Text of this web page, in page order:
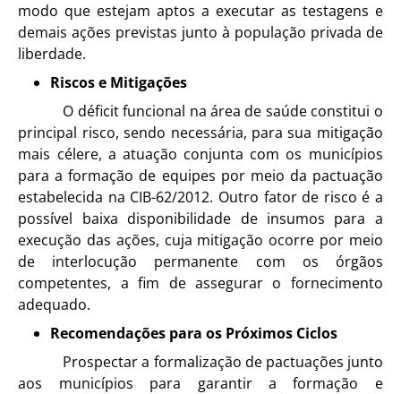
modo que estejam aptos a executar as testagens e
demais ações previstas junto à população privada de
liberdade.
Riscos e Mitigações
O déficit funcional na área de saúde constitui o
principal risco, sendo necessária, para sua mitigação
mais célere, a atuação conjunta com os municípios
para a formação de equipes por meio da pactuação
estabelecida na CIB-62/2012. Outro fator de risco é a
possível baixa disponibilidade de insumos para a
execução das ações, cuja mitigação ocorre por meio
de interlocução permanente com os órgãos
competentes, a fim de assegurar o fornecimento
adequado.
Recomendações para os Próximos Ciclos
Prospectar a formalização de pactuações junto
aos municípios para garantir a formação e